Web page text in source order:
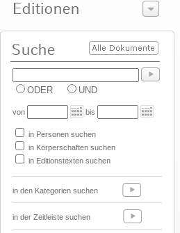
ODER UND
von bis
in Personen suchen
in Körperschaften suchen
in Editionstexten suchen
in den Kategorien suchen
in der Zeitleiste suchen